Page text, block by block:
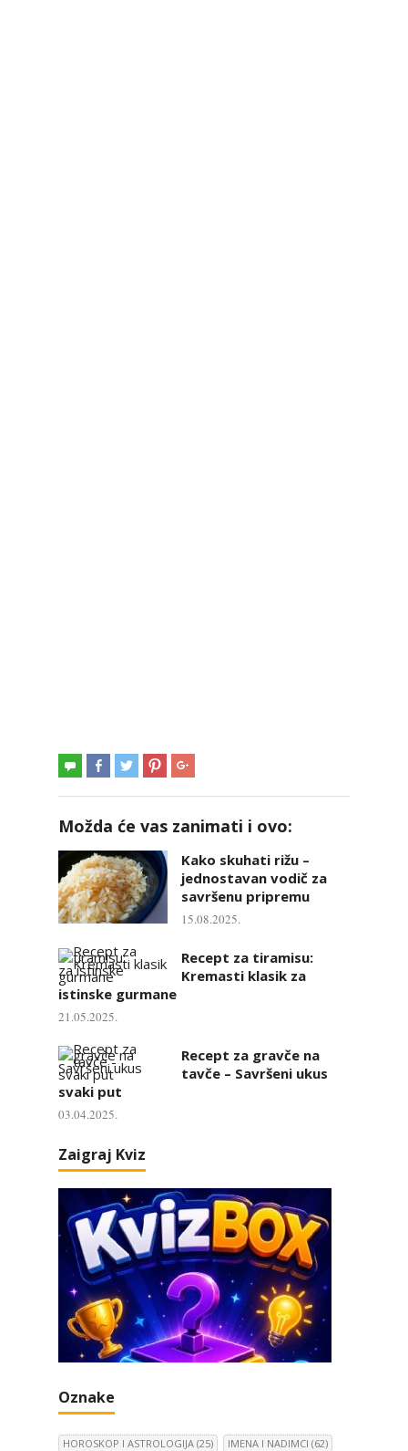
Možda će vas zanimati i ovo:
Kako skuhati rižu –
jednostavan vodič za
savršenu pripremu
15.08.2025.
Recept za tiramisu:
Kremasti klasik za
istinske gurmane
21.05.2025.
Recept za gravče na
tavče – Savršeni ukus
svaki put
03.04.2025.
Zaigraj Kviz
Oznake
HOROSKOP I ASTROLOGIJA (25) IMENA I NADIMCI (62)